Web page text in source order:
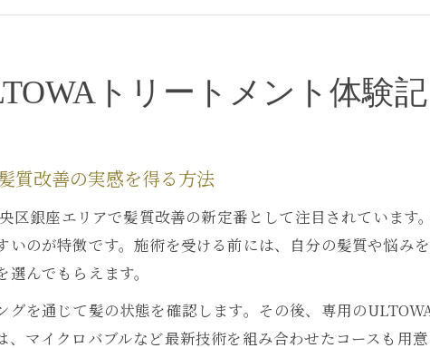
東京都中央区で話題の髪質改善を試した感想と効果
究極の髪質改善へ導く銀座での新常識とは
銀座エリアで注目のULTOWAトリートメント新常識
髪質改善の最新技術としてのULTOWAトリートメント
銀座で進化する髪質改善トリートメントの現状
髪質が気になるならULTOWAトリートメントを選ぶべき
ULTOWAトリートメントの効果と髪質改善の関係性
トリートメント体験記
質改善の実感を得る方法
区銀座エリアで髪質改善の新定番として注目されていま
いのが特徴です。施術を受ける前には、自分の髪質や悩み
んでもらえます。
を通じて髪の状態を確認します。その後、専用の
マイクロバブルなど最新技術を組み合わせたコースも用